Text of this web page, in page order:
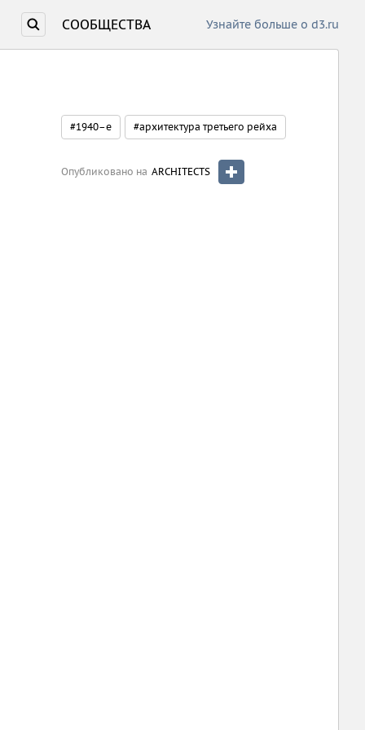
СООБЩЕСТВА Узнайте больше о d3.ru
#1940–е #архитектура третьего рейха
Опубликовано на ARCHITECTS